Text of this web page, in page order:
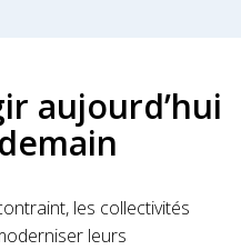
aujourd’hui
les collectivités
leurs